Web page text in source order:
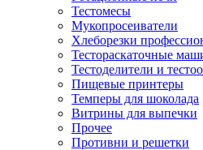
Тестомесы
Мукопросеиватели
Хлеборезки
Тестораскаточные
Тестоделители и
Пищевые принтеры
Темперы для шоколада
Витрины для выпечки
Прочее
Противни и решетки